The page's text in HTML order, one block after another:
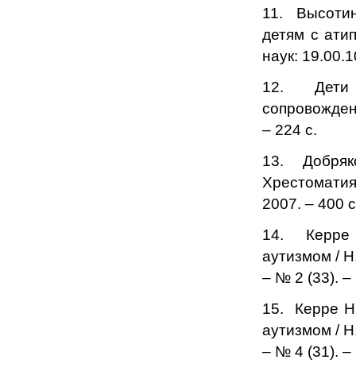
11.
детям с
наук:
12. Дети и
– 224 с.
13.
2007. – 400
14. Керре
аутизмом /
– № 2 (33). –
15. Керре
аутизмом /
– № 4 (31). –